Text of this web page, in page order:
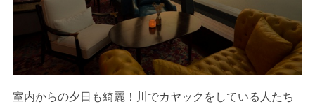
室内からの夕日も綺麗！川でカヤックをしている人たち